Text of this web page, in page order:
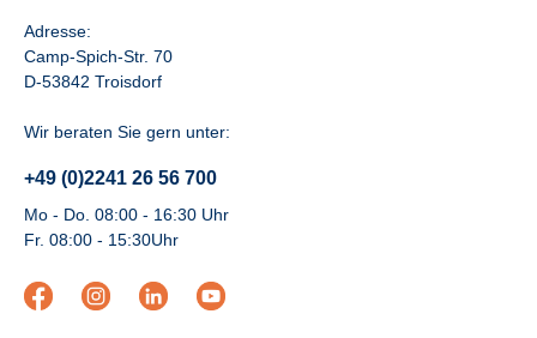
Adresse:
Camp-Spich-Str. 70
D-53842 Troisdorf
Wir beraten Sie gern unter:
+49 (0)2241 26 56 700
Mo - Do. 08:00 - 16:30 Uhr
Fr. 08:00 - 15:30Uhr